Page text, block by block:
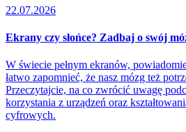
22.07.2026
Ekrany czy słońce? Zadbaj o swój
W świecie pełnym ekranów,
łatwo zapomnieć, że nasz mózg też
Przeczytajcie, na co zwrócić uwagę
korzystania z urządzeń oraz
cyfrowych.